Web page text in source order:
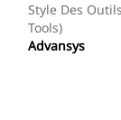
Style Des
Tools)
Advansys